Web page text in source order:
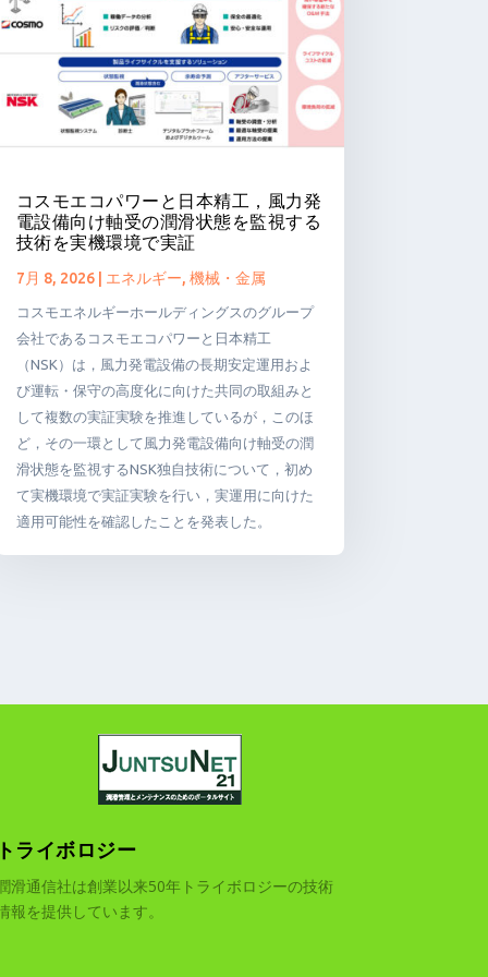
コスモエコパワーと日本精工，風力発
電設備向け軸受の潤滑状態を監視する
技術を実機環境で実証
7月 8, 2026| エネルギー, 機械・金属
コスモエネルギーホールディングスのグループ
会社であるコスモエコパワーと日本精工
（NSK）は，風力発電設備の長期安定運用およ
び運転・保守の高度化に向けた共同の取組みと
して複数の実証実験を推進しているが，このほ
ど，その一環として風力発電設備向け軸受の潤
滑状態を監視するNSK独自技術について，初め
て実機環境で実証実験を行い，実運用に向けた
適用可能性を確認したことを発表した。
ライボロジー
滑通信社は創業以来50年トライボロジーの技術
報を提供しています。